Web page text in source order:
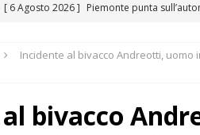
[ 6 Agosto 2026 ] Piemonte punta
[ 6 Agosto 2026 ] Dimissioni in Consiglio
[ 6 Agosto 2026 ] ITINERARI / In gita a
Incidente al bivacco Andreotti, uomo
bivacco